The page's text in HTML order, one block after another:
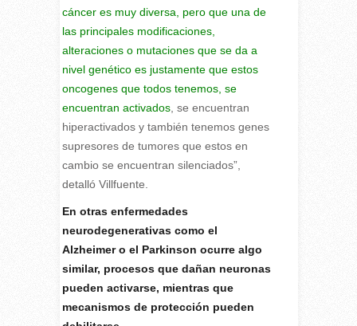
cáncer es muy diversa, pero que una de
las principales modificaciones,
alteraciones o mutaciones que se da a
nivel genético es justamente que estos
oncogenes que todos tenemos, se
encuentran activados, se encuentran
hiperactivados y también tenemos genes
supresores de tumores que estos en
cambio se encuentran silenciados”,
detalló Villfuente.
En otras enfermedades
neurodegenerativas como el
Alzheimer o el Parkinson ocurre algo
similar, procesos que dañan neuronas
pueden activarse, mientras que
mecanismos de protección pueden